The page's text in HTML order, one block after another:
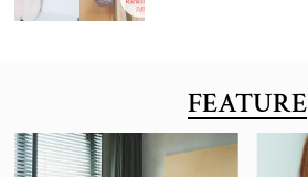
FEATURE